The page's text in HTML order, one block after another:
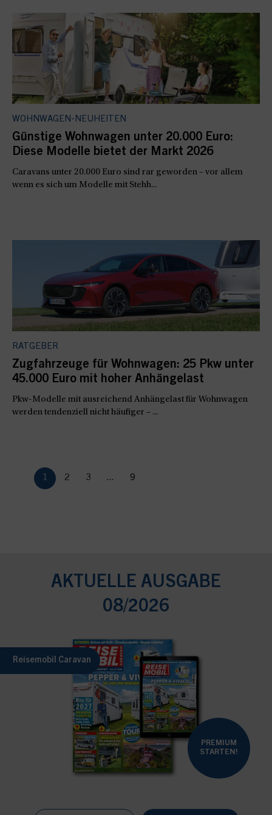
WOHNWAGEN-NEUHEITEN
Günstige Wohnwagen unter 20.000 Euro:
Diese Modelle bietet der Markt 2026
Caravans unter 20.000 Euro sind rar geworden – vor allem
wenn es sich um Modelle mit Stehh...
RATGEBER
Zugfahrzeuge für Wohnwagen: 25 Pkw unter
45.000 Euro mit hoher Anhängelast
Pkw-Modelle mit ausreichend Anhängelast für Wohnwagen
werden tendenziell nicht häufiger – ...
1 2 3 ... 9
AKTUELLE AUSGABE
08/2026
Reisemobil Caravan
PREMIUM
STARTEN!